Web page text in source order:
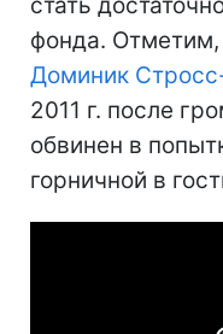
фонда.
Доминик
2011 г. после
обвинен в
горничной в